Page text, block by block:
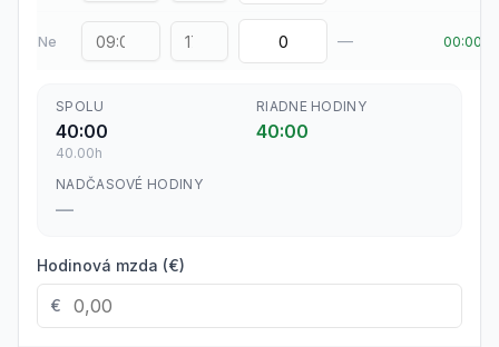
Ne — 00:00
SPOLU
40:00
40.00h
RIADNE HODINY
40:00
NADČASOVÉ HODINY
—
Hodinová mzda (€)
€